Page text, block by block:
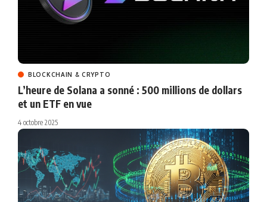
BLOCKCHAIN & CRYPTO
L’heure de Solana a sonné : 500 millions de dollars
et un ETF en vue
4 octobre 2025